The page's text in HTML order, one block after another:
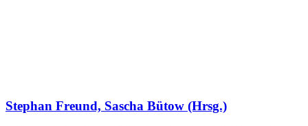
Stephan Freund, Sascha Bütow (Hrsg.)